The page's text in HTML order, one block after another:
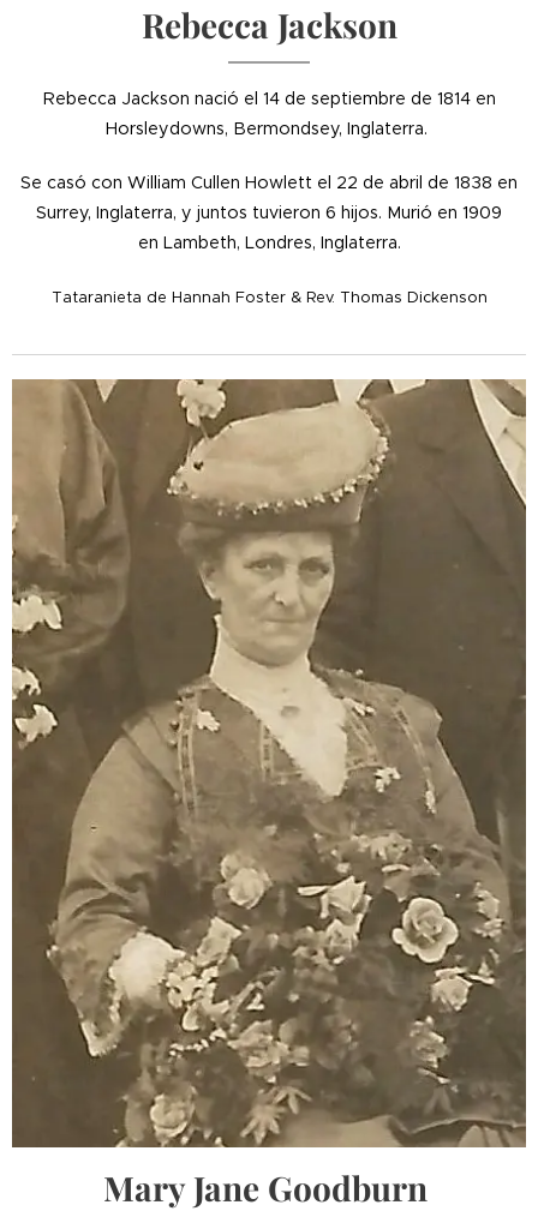
Rebecca Jackson
Rebecca Jackson nació el 14 de septiembre de 1814 en
Horsleydowns, Bermondsey, Inglaterra.
Se casó con William Cullen Howlett el 22 de abril de 1838 en
Surrey, Inglaterra, y juntos tuvieron 6 hijos. Murió en 1909
en Lambeth, Londres, Inglaterra.
Tataranieta de Hannah Foster & Rev. Thomas Dickenson
Mary Jane Goodburn